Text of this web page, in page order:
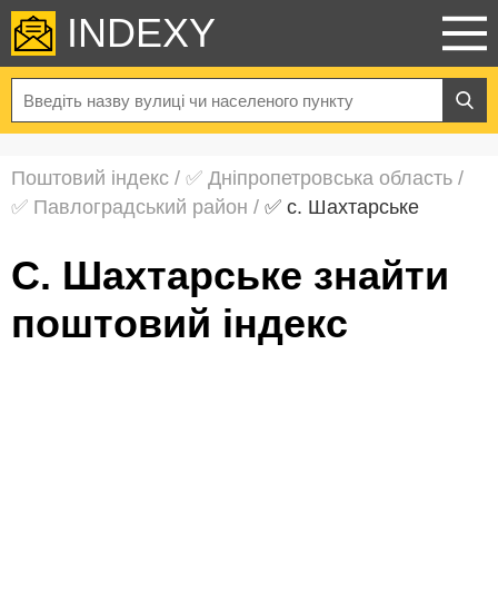
INDEXY
Поштовий індекс / ✅ Дніпропетровська область /
✅ Павлоградський район / ✅ с. Шахтарське
с. Шахтарське знайти
поштовий індекс